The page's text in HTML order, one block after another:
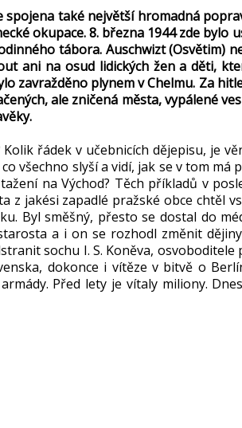
také největší hromadná
okupace. 8. března 1944 zde bylo
tábora. Auschwizt (Osvětim)
ani na osud lidických žen a děti,
zavražděno plynem v Chelmu. Za
ale zničená města, vypálené
řádek v učebnicích dějepisu, je
všechno slyší a vidí, jak se v tom má
na Východ? Těch příkladů v
z jakési zapadlé pražské obce chtěl
Byl směšný, přesto se dostal do
a i on se rozhodl změnit
sochu I. S. Koněva, osvoboditele
dokonce i vítěze v bitvě o
Před lety je vítaly miliony.